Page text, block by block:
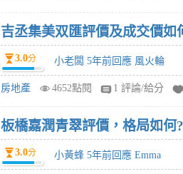
吉丞集美双匯評價及成交價如
3.0分 小老闆 5年前回應 風火輪
房地產 4652點閱 1 評論/給分
3.0分 小黃蜂 5年前回應 Emma